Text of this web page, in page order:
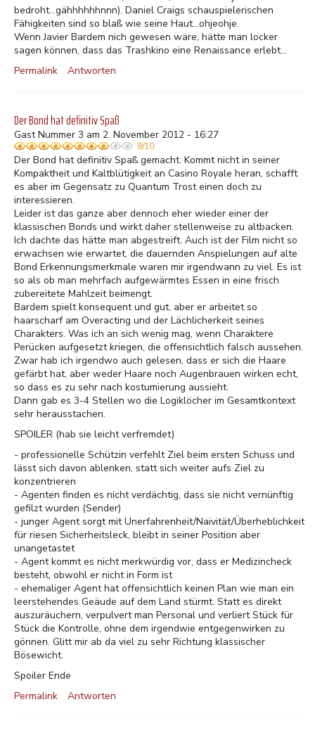
bedroht...gähhhhhhnnn). Daniel Craigs schauspielerischen
Fähigkeiten sind so blaß wie seine Haut...ohjeohje.
Wenn Javier Bardem nich gewesen wäre, hätte man locker
sagen können, dass das Trashkino eine Renaissance erlebt...
Permalink
Antworten
Der Bond hat definitiv Spaß
Gast Nummer 3 am 2. November 2012 - 16:27
8/10
Der Bond hat definitiv Spaß gemacht. Kommt nicht in seiner
Kompaktheit und Kaltblütigkeit an Casino Royale heran, schafft
es aber im Gegensatz zu Quantum Trost einen doch zu
interessieren.
Leider ist das ganze aber dennoch eher wieder einer der
klassischen Bonds und wirkt daher stellenweise zu altbacken.
Ich dachte das hätte man abgestreift. Auch ist der Film nicht so
erwachsen wie erwartet, die dauernden Anspielungen auf alte
Bond Erkennungsmerkmale waren mir irgendwann zu viel. Es ist
so als ob man mehrfach aufgewärmtes Essen in eine frisch
zubereitete Mahlzeit beimengt.
Bardem spielt konsequent und gut, aber er arbeitet so
haarscharf am Overacting und der Lächlicherkeit seines
Charakters. Was ich an sich wenig mag, wenn Charaktere
Perücken aufgesetzt kriegen, die offensichtlich falsch aussehen.
Zwar hab ich irgendwo auch gelesen, dass er sich die Haare
gefärbt hat, aber weder Haare noch Augenbrauen wirken echt,
so dass es zu sehr nach kostumierung aussieht.
Dann gab es 3-4 Stellen wo die Logiklöcher im Gesamtkontext
sehr herausstachen.
SPOILER (hab sie leicht verfremdet)
- professionelle Schützin verfehlt Ziel beim ersten Schuss und
lässt sich davon ablenken, statt sich weiter aufs Ziel zu
konzentrieren
- Agenten finden es nicht verdächtig, dass sie nicht vernünftig
gefilzt wurden (Sender)
- junger Agent sorgt mit Unerfahrenheit/Naivität/Überheblichkeit
für riesen Sicherheitsleck, bleibt in seiner Position aber
unangetastet
- Agent kommt es nicht merkwürdig vor, dass er Medizincheck
besteht, obwohl er nicht in Form ist
- ehemaliger Agent hat offensichtlich keinen Plan wie man ein
leerstehendes Geäude auf dem Land stürmt. Statt es direkt
auszuräuchern, verpulvert man Personal und verliert Stück für
Stück die Kontrolle, ohne dem irgendwie entgegenwirken zu
gönnen. Glitt mir ab da viel zu sehr Richtung klassischer
Bösewicht.
Spoiler Ende
Permalink
Antworten